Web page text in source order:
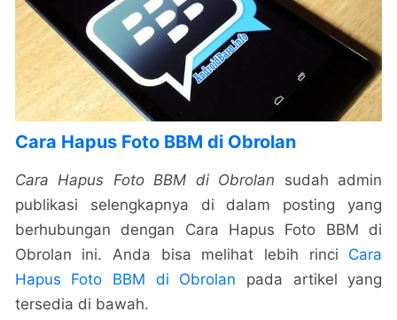
Cara Hapus Foto BBM di Obrolan
Cara Hapus Foto BBM di Obrolan sudah admin
publikasi selengkapnya di dalam posting yang
berhubungan dengan Cara Hapus Foto BBM di
Obrolan ini. Anda bisa melihat lebih rinci Cara
Hapus Foto BBM di Obrolan pada artikel yang
tersedia di bawah.